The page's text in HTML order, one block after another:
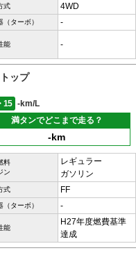
式 4WD
（ターボ） -
能 -
ップ
15
-km/L
満タンでどこまで走る？
-km
料
ン
レギュラー
ガソリン
式 FF
（ターボ） -
能
H27年度燃費基準
達成